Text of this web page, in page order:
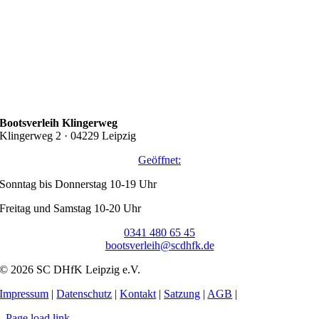
Bootsverleih Klingerweg
Klingerweg 2 · 04229 Leipzig
Geöffnet:
Sonntag bis Donnerstag 10-19 Uhr
Freitag und Samstag 10-20 Uhr
0341 480 65 45
bootsverleih@scdhfk.de
© 2026 SC DHfK Leipzig e.V.
Impressum |Datenschutz |Kontakt| Satzung |AGB |